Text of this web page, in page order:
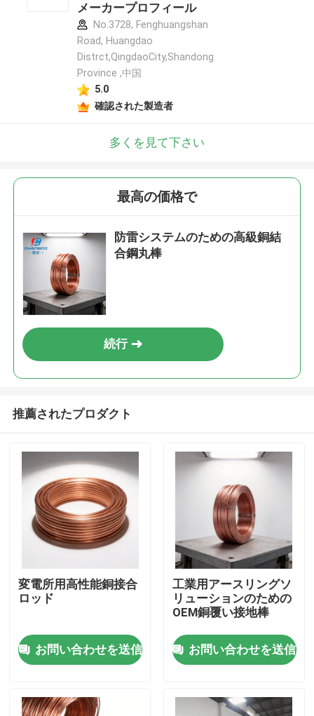
ホーム
製品
メーカープロフィール
No.3728, Fenghuangshan
Road, Huangdao
Distrct,QingdaoCity,Shandong
Province ,中国
5.0
確認された製造者
多くを見て下さい
最高の価格で
防雷システムのための高級銅結
合鋼丸棒
続行
推薦されたプロダクト
変電所用高性能銅接合
ロッド
お問い合わせを送信
工業用アースリングソ
リューションのための
OEM銅覆い接地棒
お問い合わせを送信